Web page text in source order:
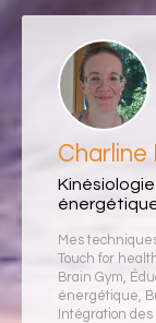
Charline
Mes
Touch for
Brain Gym,
énergétique,
Intégration